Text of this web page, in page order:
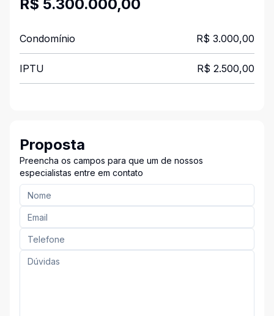
R$ 5.300.000,00
Condomínio R$ 3.000,00
IPTU R$ 2.500,00
Proposta
Preencha os campos para que um de nossos
especialistas entre em contato